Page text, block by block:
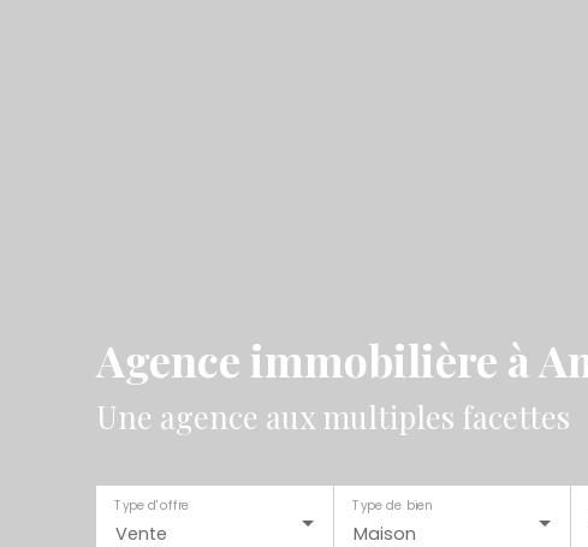
Agence immobilière à
Une agence aux multiples facettes
Vente
Type d'offre
Maison
Type de bien